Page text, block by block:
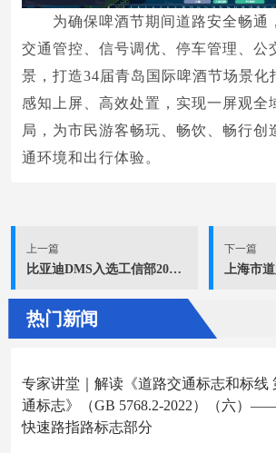
为确保啤酒节期间道路安全畅通
交通管控、信号调优、停车管理、公
景，打造34届青岛国际啤酒节场景化
感知上屏、高效处置，实现一屏观全
局，为市民游客畅玩、畅饮、畅行创
通环境和出行体验。
上一篇
比亚迪DMS入选工信部2024年新型数字服务优秀案例
下一篇
热门新闻
专家讲堂｜解读《道路交通标志和标线
通标志》（GB 5768.2-2022）（六）
快速路指路标志部分